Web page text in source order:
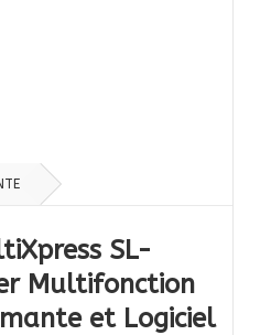
SL-
Multifonction
et Logiciel